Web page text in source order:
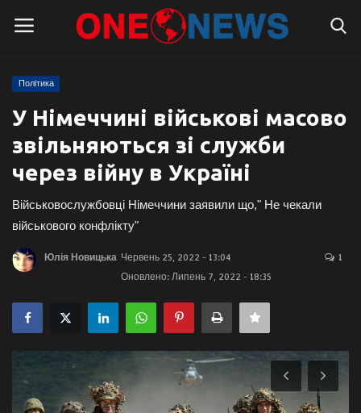
Головна
Контакти
Про нас
Підтримати проєкт
Правила для блогерів
Суспільство
Галерея
Політика
У Німеччині військові масово
звільняються зі служби
через війну в Україні
Військовослужбовці Німеччини заявили що," Не чекали
військового конфлікту"
Юлія Новицька Червень 25, 2022 - 13:04
Оновлено: Липень 7, 2022 - 18:35
1